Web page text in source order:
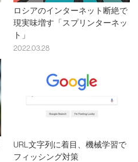
ロシアのインターネット断絶で
現実味増す「スプリンターネッ
ト」
2022.03.28
URL文字列に着目、機械学習で
フィッシング対策